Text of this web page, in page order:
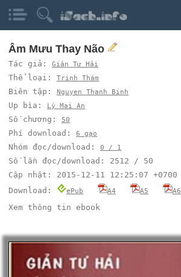
Âm Mưu Thay Não
Tác giả: Giản Tư Hải
Thể loại: Trinh Thám
Biên tập: Nguyen Thanh Binh
Up bìa: Lý Mai An
Số chương: 50
Phí download: 6 gạo
Nhóm đọc/download: 0 / 1
Số lần đọc/download: 2512 / 50
Cập nhật: 2015-12-11 12:25:07 +0700
Download:
ePub A4 A5 A6
Xem thông tin ebook